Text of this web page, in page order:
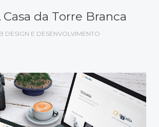
da Torre Branca
DESIGN E DESENVOLVIMENTO